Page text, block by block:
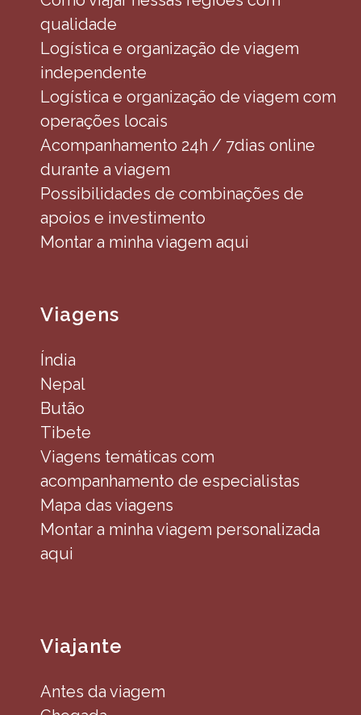
qualidade
Logística e organização de viagem
independente
Logística e organização de viagem com
operações locais
Acompanhamento 24h / 7dias online
durante a viagem
Possibilidades de combinações de
apoios e investimento
Montar a minha viagem aqui
Viagens
Índia
Nepal
Butão
Tibete
Viagens temáticas com
acompanhamento de especialistas
Mapa das viagens
Montar a minha viagem personalizada
aqui
Viajante
Antes da viagem